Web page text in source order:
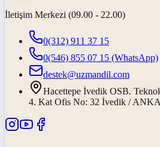
İletişim Merkezi (09.00 - 22.00)
0(312) 911 37 15
0(546) 855 07 15 (WhatsApp)
destek@uzmandil.com
Hacettepe İvedik OSB.
4. Kat Ofis No: 32 İvedik /